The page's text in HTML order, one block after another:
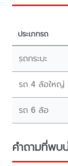
ประเภทรถ
รถกระบะ
รถ 4 ล้อใหญ่
รถ 6 ล้อ
คำถามที่พบ